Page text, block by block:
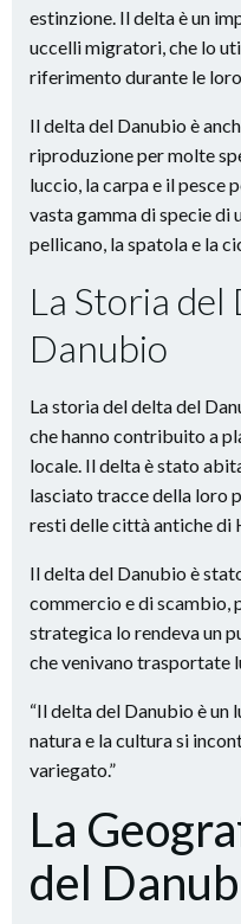
estinzione. Il delta è un
uccelli migratori, che lo
riferimento durante le
Il delta del Danubio è
riproduzione per molte
luccio, la carpa e il pesce
vasta gamma di specie di
pellicano, la spatola e la
La Storia del
Danubio
La storia del delta del
che hanno contribuito a
locale. Il delta è stato
lasciato tracce della loro
resti delle città antiche di
Il delta del Danubio è
commercio e di scambio,
strategica lo rendeva un
che venivano trasportate
“Il delta del Danubio è un
natura e la cultura si
variegato.”
La
del